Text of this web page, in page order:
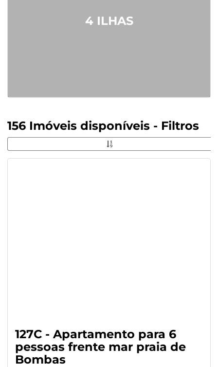
4 ILHAS
156 Imóveis disponíveis - Filtros
127C - Apartamento para 6
pessoas frente mar praia de
Bombas